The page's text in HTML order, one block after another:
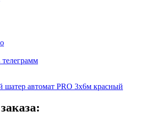
шатер автомат PRO 3х6м красный